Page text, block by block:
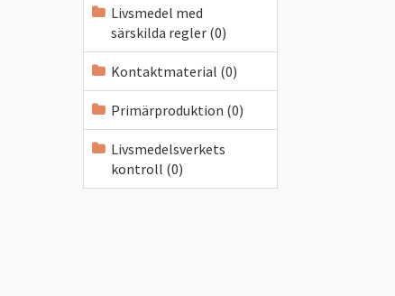
Livsmedel med
särskilda regler (0)
Kontaktmaterial (0)
Primärproduktion (0)
Livsmedelsverkets
kontroll (0)